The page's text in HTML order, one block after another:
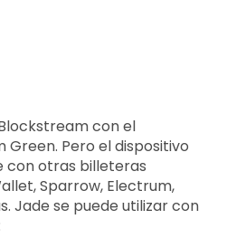
con el
Pero el dispositivo
con otras billeteras
Sparrow, Electrum,
Jade se puede utilizar con